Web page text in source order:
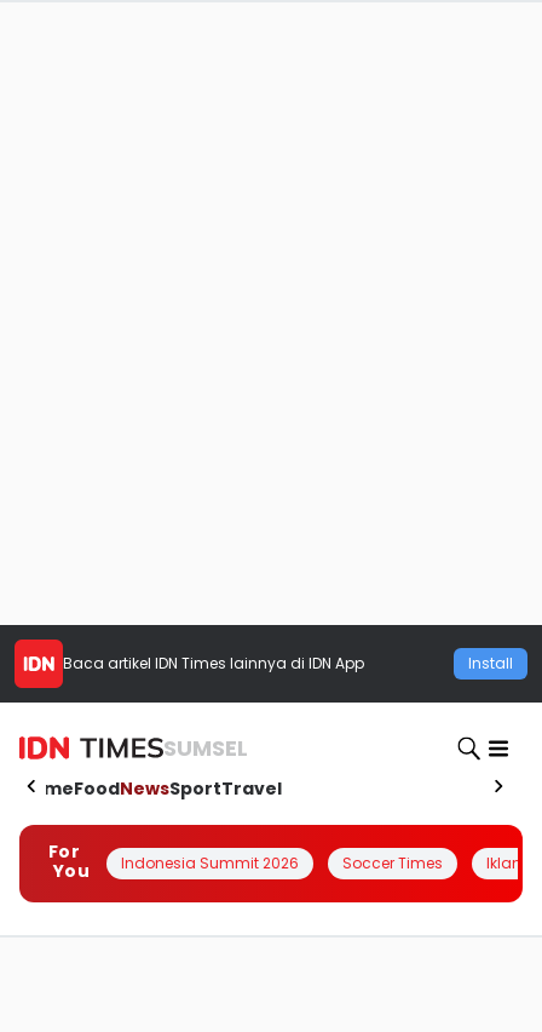
Baca artikel IDN Times lainnya di IDN App Install
SUMSEL
HomeFoodNewsSportTravel
For
You
Indonesia Summit 2026 Soccer Times Iklanin